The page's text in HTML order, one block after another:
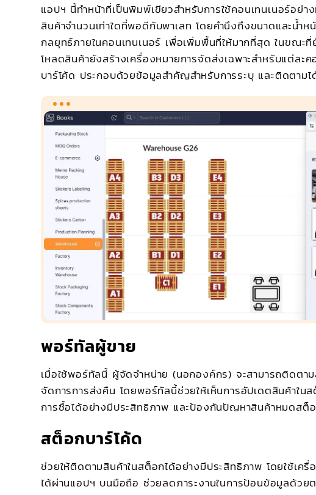
แอปฯ นี้ทำหน้าที่เป็นพิมพ์เขียวสำหรับการใช้คอนเทนเนอร์อย่
สินค้าจำนวนเท่าใดที่พอดีกับพาเลท โดยคำนึงถึงขนาดและน้ำ
กลยุทธ์ภายในคอนเทนเนอร์ เพื่อเพิ่มพื้นที่ให้มากที่สุด ในขณ
โหลดสินค้ายังสร้างเครื่องหมายการจัดส่งเฉพาะสำหรับแต่ละ
บาร์โค้ด ประกอบด้วยข้อมูลสำคัญสำหรับการระบุ และติดตาม
พอร์ทัลผู้ขาย
เมื่อใช้พอร์ทัลนี้ ผู้จัดจำหน่าย (นอกองค์กร) จะสามารถติดตา
จัดการการส่งคืน โดยพอร์ทัลนี้ช่วยให้เห็นการอัปเดตสินค้าใน
การซื้อได้อย่างมีประสิทธิภาพ และป้องกันปัญหาสินค้าหมดสต็
สต็อกบาร์โค้ด
ช่วยให้ติดตามสินค้าในสต็อกได้อย่างมีประสิทธิภาพ โดยใช้เค
ได้ผ่านแอปฯ บนมือถือ ช่วยลดภาระงานในการป้อนข้อมูลด้วย